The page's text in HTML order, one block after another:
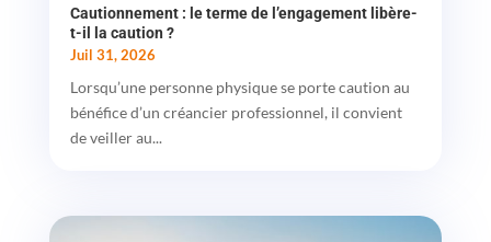
Cautionnement : le terme de l’engagement libère-
t-il la caution ?
Juil 31, 2026
Lorsqu’une personne physique se porte caution au
bénéfice d’un créancier professionnel, il convient
de veiller au...